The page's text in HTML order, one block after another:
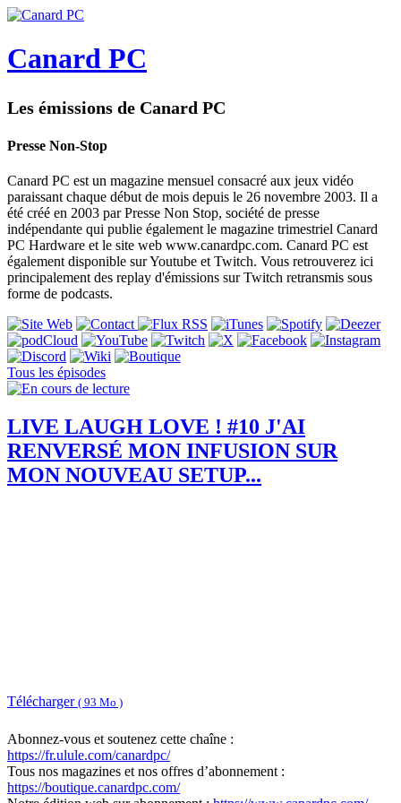
Canard PC
Les émissions de Canard PC
Presse Non-Stop
Canard PC est un magazine mensuel consacré aux jeux vidéo
paraissant chaque début de mois depuis le 26 novembre 2003. Il a
été créé en 2003 par Presse Non Stop, société de presse
indépendante qui publie également le magazine trimestriel Canard
PC Hardware et le site web www.canardpc.com. Canard PC est
également disponible sur Youtube et Twitch. Vous retrouverez ici
principalement des replay d'émissions sur Twitch retransmis sous
forme de podcasts.
Tous les épisodes
LIVE LAUGH LOVE ! #10 J'AI
RENVERSÉ MON INFUSION SUR
MON NOUVEAU SETUP...
Télécharger ( 93 Mo )
Abonnez-vous et soutenez cette chaîne :
https://fr.ulule.com/canardpc/
Tous nos magazines et nos offres d’abonnement :
https://boutique.canardpc.com/